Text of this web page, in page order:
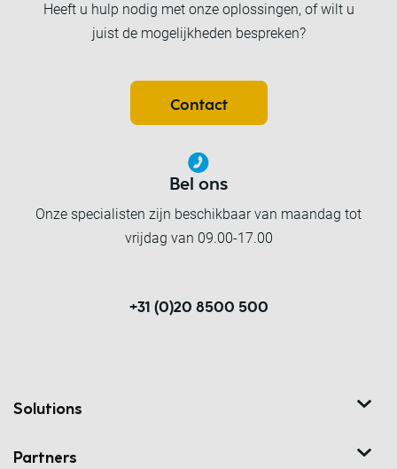
Heeft u hulp nodig met onze oplossingen, of wilt u
juist de mogelijkheden bespreken?
Contact
Bel ons
Onze specialisten zijn beschikbaar van maandag tot
vrijdag van 09.00-17.00
+31 (0)20 8500 500
Solutions
Partners